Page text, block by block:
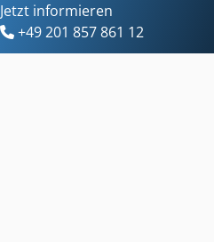
Jetzt informieren
+49 201 857 861 12